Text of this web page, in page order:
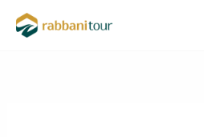
Lewati